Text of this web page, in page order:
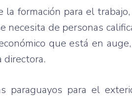
formación para el
de personas
que está en
directora.
paraguayos para el